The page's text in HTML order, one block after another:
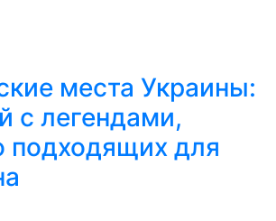
места Украины:
с легендами,
подходящих для